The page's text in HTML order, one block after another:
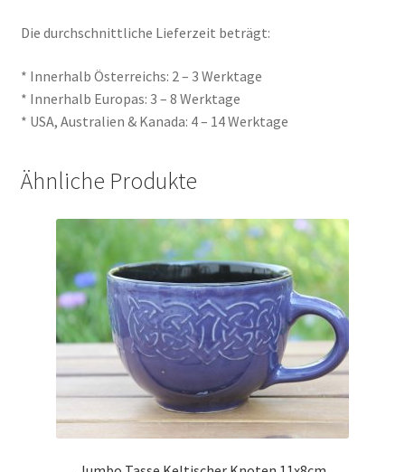
Die durchschnittliche Lieferzeit beträgt:
* Innerhalb Österreichs: 2 – 3 Werktage
* Innerhalb Europas: 3 – 8 Werktage
* USA, Australien & Kanada: 4 – 14 Werktage
Ähnliche Produkte